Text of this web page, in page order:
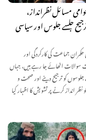
مسائل نظرانداز،
جلسے جلوس اور سیاسی
حکمران جماعت کی کارکردگی اور
سوالات اٹھائے جا رہے ہیں، جہاں
کو ترجیح دینے اور صحت و
انداز کرنے پر تشویش کا اظہار کیا